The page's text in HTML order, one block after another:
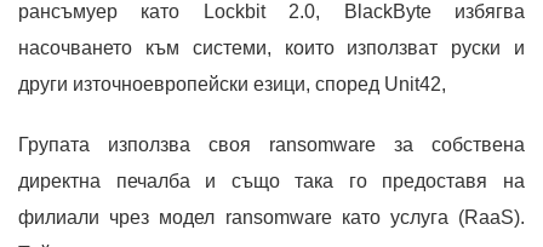
рансъмуер като Lockbit 2.0, BlackByte избягва
насочването към системи, които използват руски и
други източноевропейски езици, според Unit42,
Групата използва своя ransomware за собствена
директна печалба и също така го предоставя на
филиали чрез модел ransomware като услуга (RaaS).